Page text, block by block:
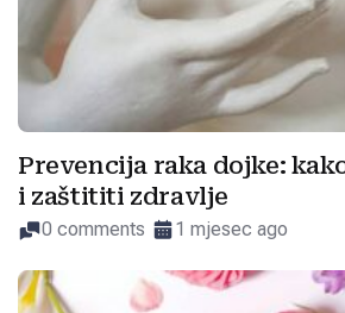
Prevencija raka dojke:
i zaštititi zdravlje
0 comments 1 mjesec ago